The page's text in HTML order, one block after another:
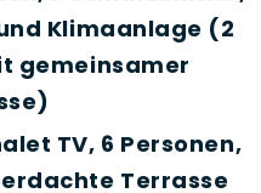
Klimaanlage (2
gemeinsamer
TV, 6 Personen,
Terrasse